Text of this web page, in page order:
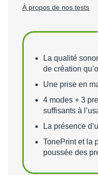
À propos de nos tests
Points forts
La qualité
de création
Une prise en
4 modes + 3
suffisants à
La présence
TonePrint et la
poussée des